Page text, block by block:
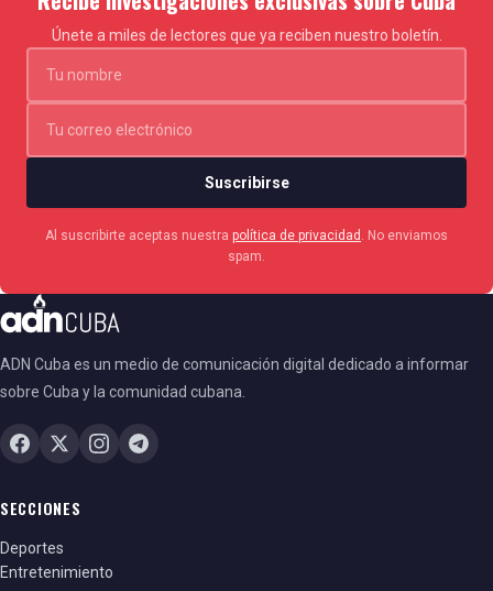
Únete a miles de lectores que ya reciben nuestro boletín.
Suscribirse
Al suscribirte aceptas nuestra política de privacidad
. No enviamos
spam.
ADN Cuba es un medio de comunicación digital dedicado a informar
sobre Cuba y la comunidad cubana.
SECCIONES
Deportes
Entretenimiento